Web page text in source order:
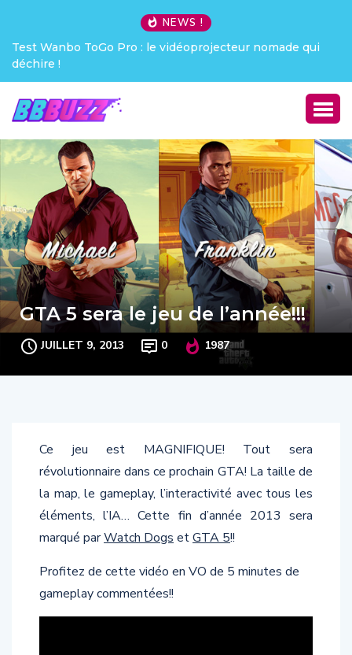
NEWS !
Test Wanbo ToGo Pro : le vidéoprojecteur nomade qui
déchire !
GTA 5 sera le jeu de l’année!!!
JUILLET 9, 2013 0 1987
Ce jeu est MAGNIFIQUE! Tout sera
révolutionnaire dans ce prochain GTA! La taille de
la map, le gameplay, l’interactivité avec tous les
éléments, l’IA… Cette fin d’année 2013 sera
marqué parWatch Dogs etGTA 5!!
Profitez de cette vidéo en VO de 5 minutes de
gameplay commentées!!